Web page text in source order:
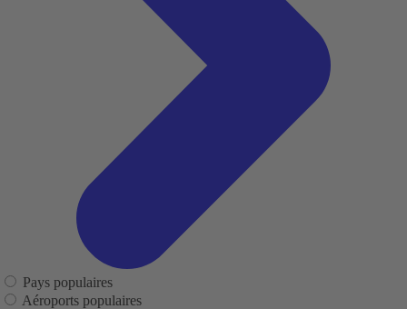
Pays populaires
Aéroports populaires